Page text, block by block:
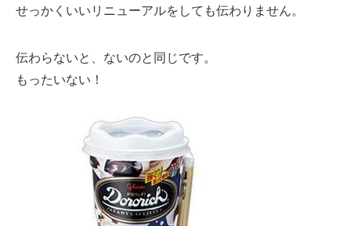
せっかくいいリニューアルをしても伝わりません。
伝わらないと、ないのと同じです。
もったいない！